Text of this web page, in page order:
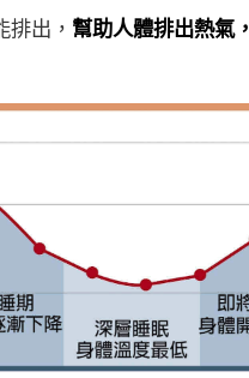
出， 幫助人體排出熱氣，